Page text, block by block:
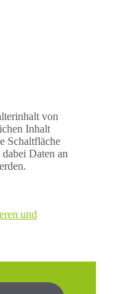
von
Inhalt
Schaltfläche
Daten an
und